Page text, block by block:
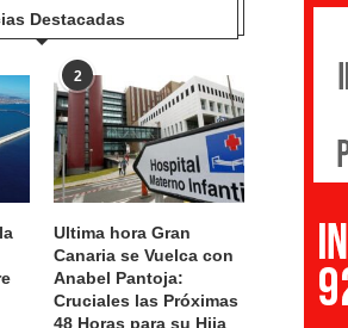
Destacadas
2
Ultima hora Gran
Canaria se Vuelca con
Anabel Pantoja:
Cruciales las Próximas
48 Horas para su Hija